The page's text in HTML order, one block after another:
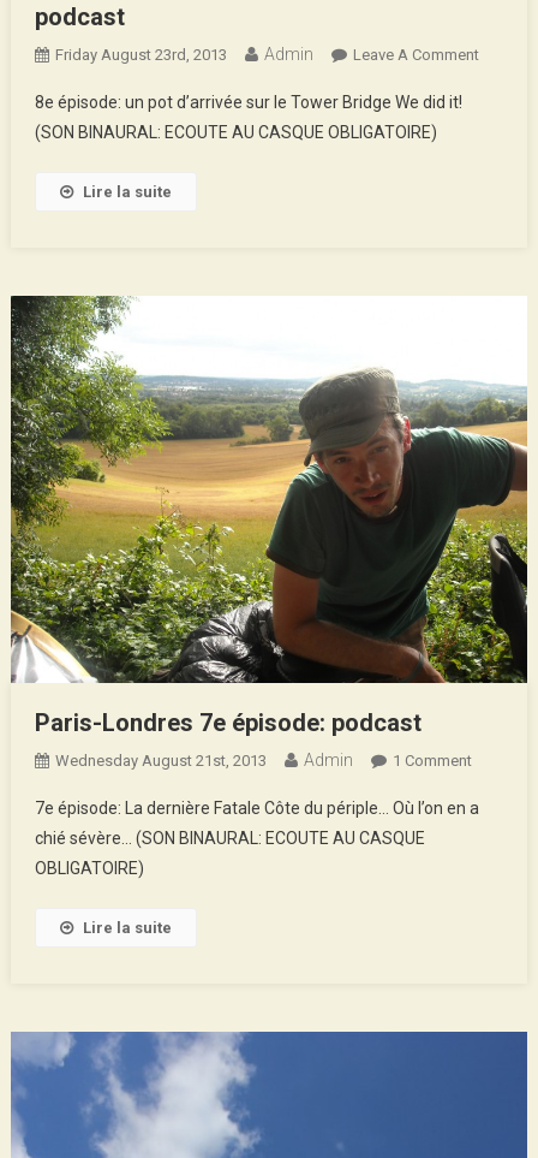
podcast
Friday August 23rd, 2013 Admin Leave A CommentOn
8e épisode: un pot d’arrivée sur le Tower Bridge We did it!
(SON BINAURAL: ECOUTE AU CASQUE OBLIGATOIRE)
Lire la suite
Paris-Londres 7e épisode: podcast
Wednesday August 21st, 2013 Admin 1 CommentOn
Londres
7e épisode: La dernière Fatale Côte du périple… Où l’on en a
chié sévère… (SON BINAURAL: ECOUTE AU CASQUE
OBLIGATOIRE)
Lire la suite